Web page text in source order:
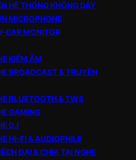
HỆ THỐNG KHÔNG DÂY
MICROPHONE
EAR MONITOR
KIỂM ÂM
BROADCAST & TRUYỀN
BLUETOOTH & TWS
GAMING
DJ
HI-FI & AUDIOPHILE
ĐẠI & CHIA TAI NGHE